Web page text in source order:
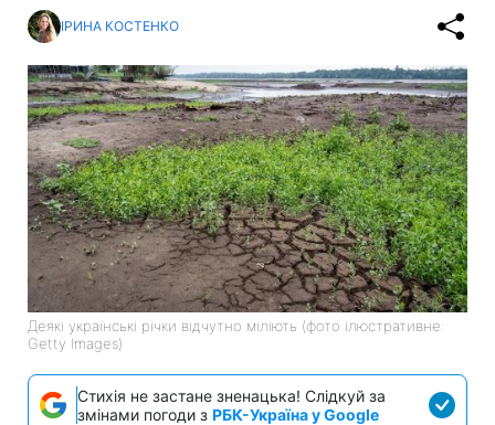
ІРИНА КОСТЕНКО
Деякі українські річки відчутно міліють (фото ілюстративне:
Getty Images)
Стихія не застане зненацька! Слідкуй за
змінами погоди з РБК-Україна у Google